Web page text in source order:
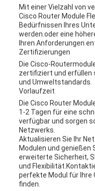
Mit einer Vielzahl von
Cisco Router Module
Bedürfnissen Ihres
werden.oder eine
Ihren Anforderungen
Zertifizierungen
Die Cisco-
zertifiziert und erfüllen
und Umweltstandards.
Vorlaufzeit
Die Cisco Router
1-2 Tagen für eine
verfügbar und sorgen
Netzwerks.
Aktualisieren Sie Ihr
Modulen und
erweiterte Sicherheit,
und
perfekte Modul für
finden.